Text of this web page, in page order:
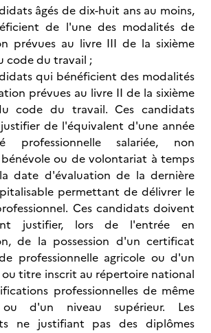
âgés de dix-huit ans au moins,
de l'une des modalités de
prévues au livre III de la sixième
code du travail ;
qui bénéficient des modalités
prévues au livre II de la sixième
code du travail. Ces candidats
de l'équivalent d'une année
professionnelle salariée, non
bénévole ou de volontariat à temps
date d'évaluation de la dernière
permettant de délivrer le
Ces candidats doivent
justifier, lors de l'entrée en
de la possession d'un certificat
professionnelle agricole ou d'un
titre inscrit au répertoire national
professionnelles de même
d'un niveau supérieur. Les
ne justifiant pas des diplômes